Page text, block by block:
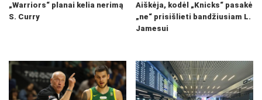
„Warriors“ planai kelia nerimą
S. Curry
Aiškėja, kodėl „Knicks“ pasakė
„ne“ prisišlieti bandžiusiam L.
Jamesui